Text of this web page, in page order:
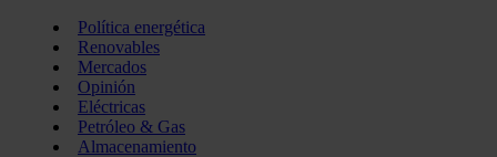
Política energética
Renovables
Mercados
Opinión
Eléctricas
Petróleo & Gas
Almacenamiento